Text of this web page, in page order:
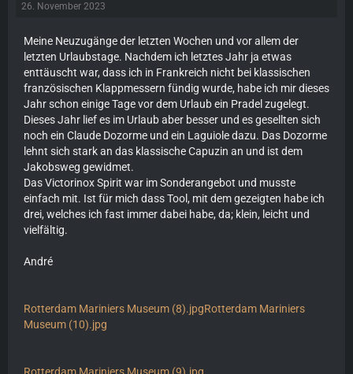
26. November 2023
Meine Neuzugänge der letzten Wochen und vor allem der
letzten Urlaubstage. Nachdem ich letztes Jahr ja etwas
enttäuscht war, dass ich in Frankreich nicht bei klassischen
französischen Klappmessern fündig wurde, habe ich mir dieses
Jahr schon einige Tage vor dem Urlaub ein Pradel zugelegt.
Dieses Jahr lief es im Urlaub aber besser und es gesellten sich
noch ein Claude Dozorme und ein Laguiole dazu. Das Dozorme
lehnt sich stark an das klassische Capuzin an und ist dem
Jakobsweg gewidmet.
Das Victorinox Spirit war im Sonderangebot und musste
einfach mit. Ist für mich dass Tool, mit dem gezeigten habe ich
drei, welches ich fast immer dabei habe, da; klein, leicht und
vielfältig.
André
Rotterdam Mariniers Museum (8).jpgRotterdam Mariniers
Museum (10).jpg